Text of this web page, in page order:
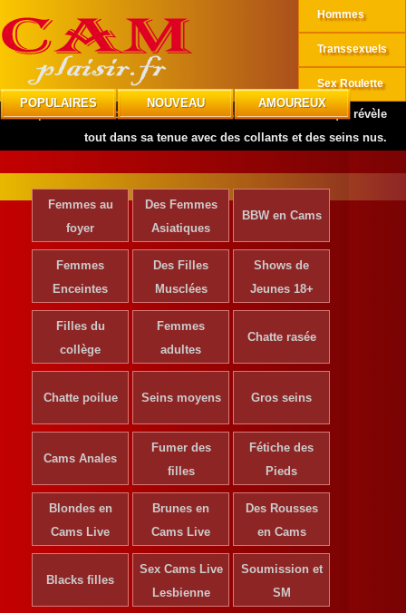
POPULAIRES NOUVEAU AMOUREUX
Hommes
Transsexuels
Sex Roulette
CAMplaisir»Actrices de Cinéma»Hafsia Herzi : lactrice qui révèle
tout dans sa tenue avec des collants et des seins nus.
Femmes au
foyer
Des Femmes
Asiatiques
BBW en Cams
Femmes
Enceintes
Des Filles
Musclées
Shows de
Jeunes 18+
Filles du
collège
Femmes
adultes
Chatte rasée
Chatte poilue Seins moyens Gros seins
Cams Anales
Fumer des
filles
Fétiche des
Pieds
Blondes en
Cams Live
Brunes en
Cams Live
Des Rousses
en Cams
Blacks filles
Sex Cams Live
Lesbienne
Soumission et
SM
déverrouiller
Inscription